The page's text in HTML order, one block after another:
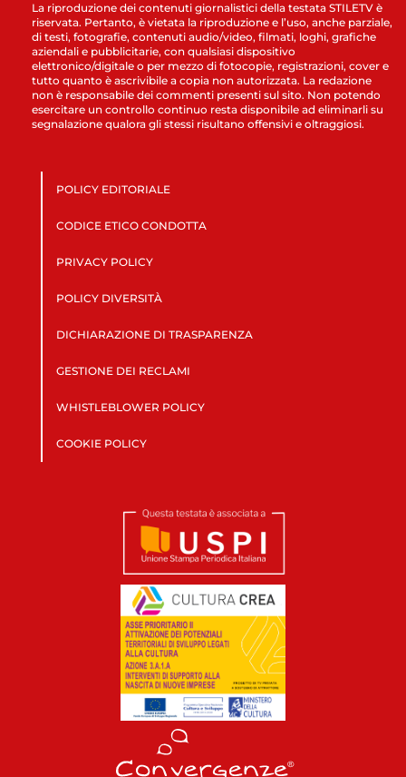
La riproduzione dei contenuti giornalistici della testata STILETV è
riservata. Pertanto, è vietata la riproduzione e l’uso, anche parziale,
di testi, fotografie, contenuti audio/video, filmati, loghi, grafiche
aziendali e pubblicitarie, con qualsiasi dispositivo
elettronico/digitale o per mezzo di fotocopie, registrazioni, cover e
tutto quanto è ascrivibile a copia non autorizzata. La redazione
non è responsabile dei commenti presenti sul sito. Non potendo
esercitare un controllo continuo resta disponibile ad eliminarli su
segnalazione qualora gli stessi risultano offensivi e oltraggiosi.
POLICY EDITORIALE
CODICE ETICO CONDOTTA
PRIVACY POLICY
POLICY DIVERSITÀ
DICHIARAZIONE DI TRASPARENZA
GESTIONE DEI RECLAMI
WHISTLEBLOWER POLICY
COOKIE POLICY